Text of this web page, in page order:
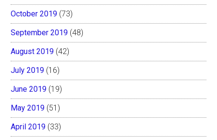
October 2019 (73)
September 2019 (48)
August 2019 (42)
July 2019 (16)
June 2019 (19)
May 2019 (51)
April 2019 (33)